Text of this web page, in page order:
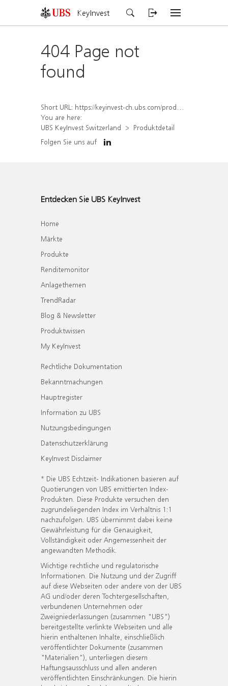
KeyInvest
404 Page not
found
Short URL: https://keyinvest-ch.ubs.com/produkt/detail/index/isin/CH1567400887
You are here:
UBS KeyInvest Switzerland
Produktdetail
Folgen Sie uns auf
Entdecken Sie UBS KeyInvest
Home
Märkte
Produkte
Renditemonitor
Anlagethemen
TrendRadar
Blog & Newsletter
Produktwissen
My KeyInvest
Rechtliche Dokumentation
Bekanntmachungen
Hauptregister
Information zu UBS
Nutzungsbedingungen
Datenschutzerklärung
KeyInvest Disclaimer
* Die UBS Echtzeit- Indikationen basieren auf
Quotierungen von UBS emittierten Index-
Produkten. Diese Produkte versuchen den
zugrundeliegenden Index im Verhältnis 1:1
nachzufolgen. UBS übernimmt dabei keine
Gewährleistung für die Genauigkeit,
Vollständigkeit oder Angemessenheit der
angewandten Methodik.
Wichtige rechtliche und regulatorische
Informationen. Die Nutzung und der Zugriff
auf diese Webseiten oder andere von der UBS
AG und/oder deren Tochtergesellschaften,
verbundenen Unternehmen oder
Zweigniederlassungen (zusammen "UBS")
bereitgestellte verlinkte Webseiten und alle
hierin enthaltenen Inhalte, einschließlich
veröffentlichter Dokumente (zusammen
"Materialien"), unterliegen diesem
Haftungsausschluss und allen anderen
veröffentlichten Einschränkungen. Die hierin